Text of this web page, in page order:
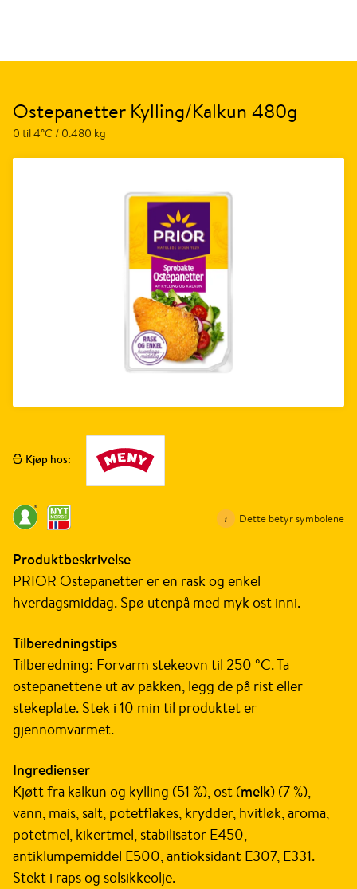
Ostepanetter Kylling/Kalkun 480g
0 til 4°C / 0.480 kg
Kjøp hos:
Dette betyr symbolene
Produktbeskrivelse
PRIOR Ostepanetter er en rask og enkel
hverdagsmiddag. Spø utenpå med myk ost inni.
Tilberedningstips
Tilberedning: Forvarm stekeovn til 250 °C. Ta
ostepanettene ut av pakken, legg de på rist eller
stekeplate. Stek i 10 min til produktet er
gjennomvarmet.
Ingredienser
Kjøtt fra kalkun og kylling (51 %), ost (melk) (7 %),
vann, mais, salt, potetflakes, krydder, hvitløk, aroma,
potetmel, kikertmel, stabilisator E450,
antiklumpemiddel E500, antioksidant E307, E331.
Stekt i raps og solsikkeolje.